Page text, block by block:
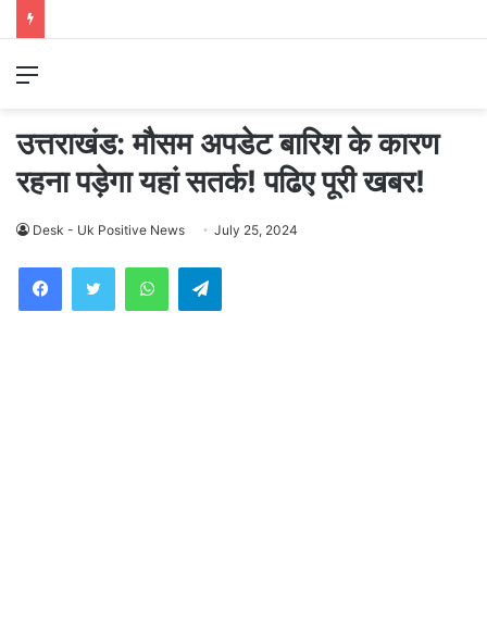
Menu
उत्तराखंड: मौसम अपडेट बारिश के कारण
रहना पड़ेगा यहां सतर्क! पढिए पूरी खबर!
Desk - Uk Positive News July 25, 2024
WhatsAppTelegram